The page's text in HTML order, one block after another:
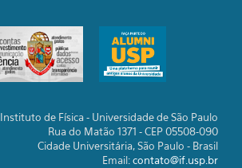
Instituto de Física - Universidade de São Paulo
Rua do Matão 1371 - CEP 05508-090
Cidade Universitária, São Paulo - Brasil
Email:contato@if.usp.br